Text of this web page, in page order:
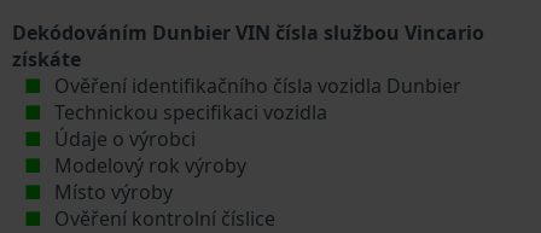
Dekódováním Dunbier VIN čísla službou Vincario
získáte
Ověření identifikačního čísla vozidla Dunbier
Technickou specifikaci vozidla
Údaje o výrobci
Modelový rok výroby
Místo výroby
Ověření kontrolní číslice